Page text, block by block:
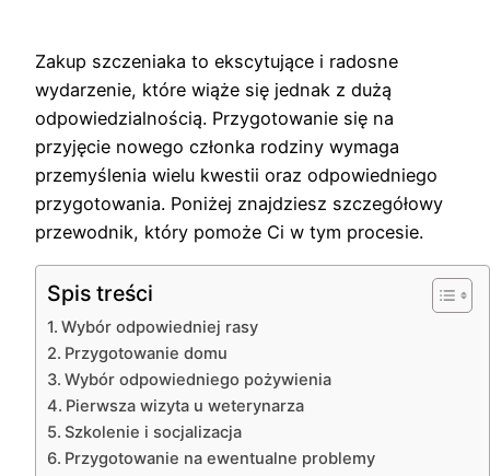
Zakup szczeniaka to ekscytujące i radosne
wydarzenie, które wiąże się jednak z dużą
odpowiedzialnością. Przygotowanie się na
przyjęcie nowego członka rodziny wymaga
przemyślenia wielu kwestii oraz odpowiedniego
przygotowania. Poniżej znajdziesz szczegółowy
przewodnik, który pomoże Ci w tym procesie.
Spis treści
Wybór odpowiedniej rasy
Przygotowanie domu
Wybór odpowiedniego pożywienia
Pierwsza wizyta u weterynarza
Szkolenie i socjalizacja
Przygotowanie na ewentualne problemy